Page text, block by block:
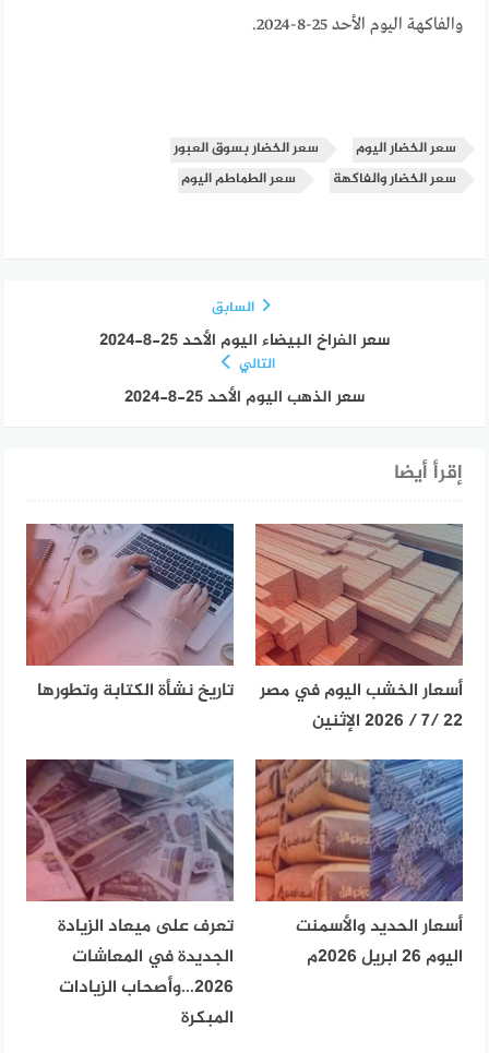
والفاكهة اليوم الأحد 25-8-2024.
سعر الخضار اليوم
سعر الخضار بسوق العبور
سعر الخضار والفاكهة
سعر الطماطم اليوم
السابق
سعر الفراخ البيضاء اليوم الأحد 25-8-2024
التالي
سعر الذهب اليوم الأحد 25-8-2024
إقرأ أيضا
أسعار الخشب اليوم في مصر
22 /7 / 2026 الإثنين
تاريخ نشأة الكتابة وتطورها
أسعار الحديد والأسمنت
اليوم 26 ابريل 2026م
تعرف على ميعاد الزيادة
الجديدة في المعاشات
2026…وأصحاب الزيادات
المبكرة